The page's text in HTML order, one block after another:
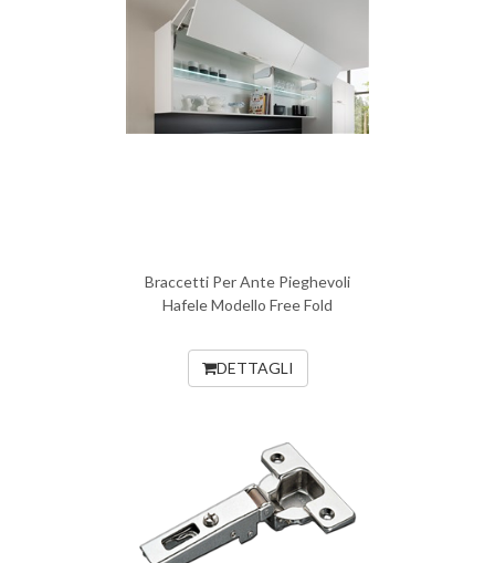
Braccetti Per Ante Pieghevoli
Hafele Modello Free Fold
DETTAGLI